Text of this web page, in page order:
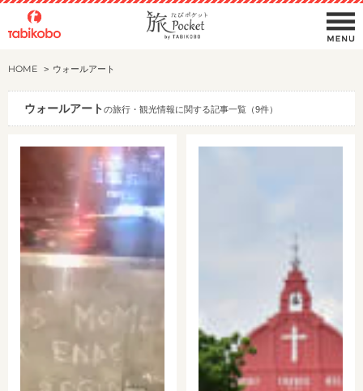
HOME ウォールアート
ウォールアート の旅行・観光情報に関する記事一覧（9件）